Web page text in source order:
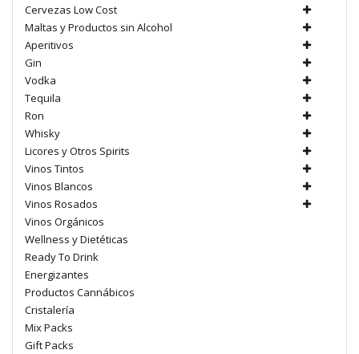
Cervezas Low Cost
Maltas y Productos sin Alcohol
Aperitivos
Gin
Vodka
Tequila
Ron
Whisky
Licores y Otros Spirits
Vinos Tintos
Vinos Blancos
Vinos Rosados
Vinos Orgánicos
Wellness y Dietéticas
Ready To Drink
Energizantes
Productos Cannábicos
Cristalería
Mix Packs
Gift Packs